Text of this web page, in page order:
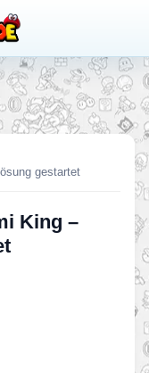
gestartet
King –